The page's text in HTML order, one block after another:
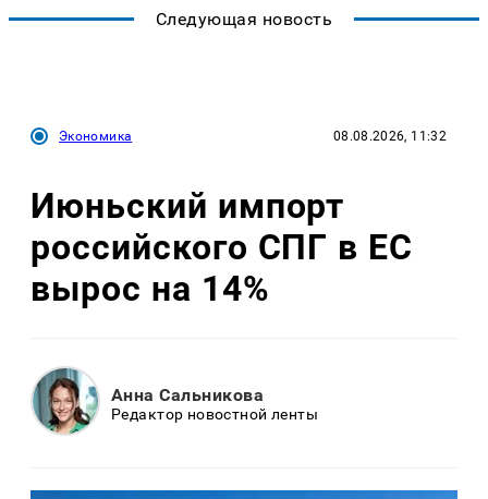
Следующая новость
Экономика 08.08.2026, 11:32
Июньский импорт
российского СПГ в ЕС
вырос на 14%
Анна Сальникова
Редактор новостной ленты